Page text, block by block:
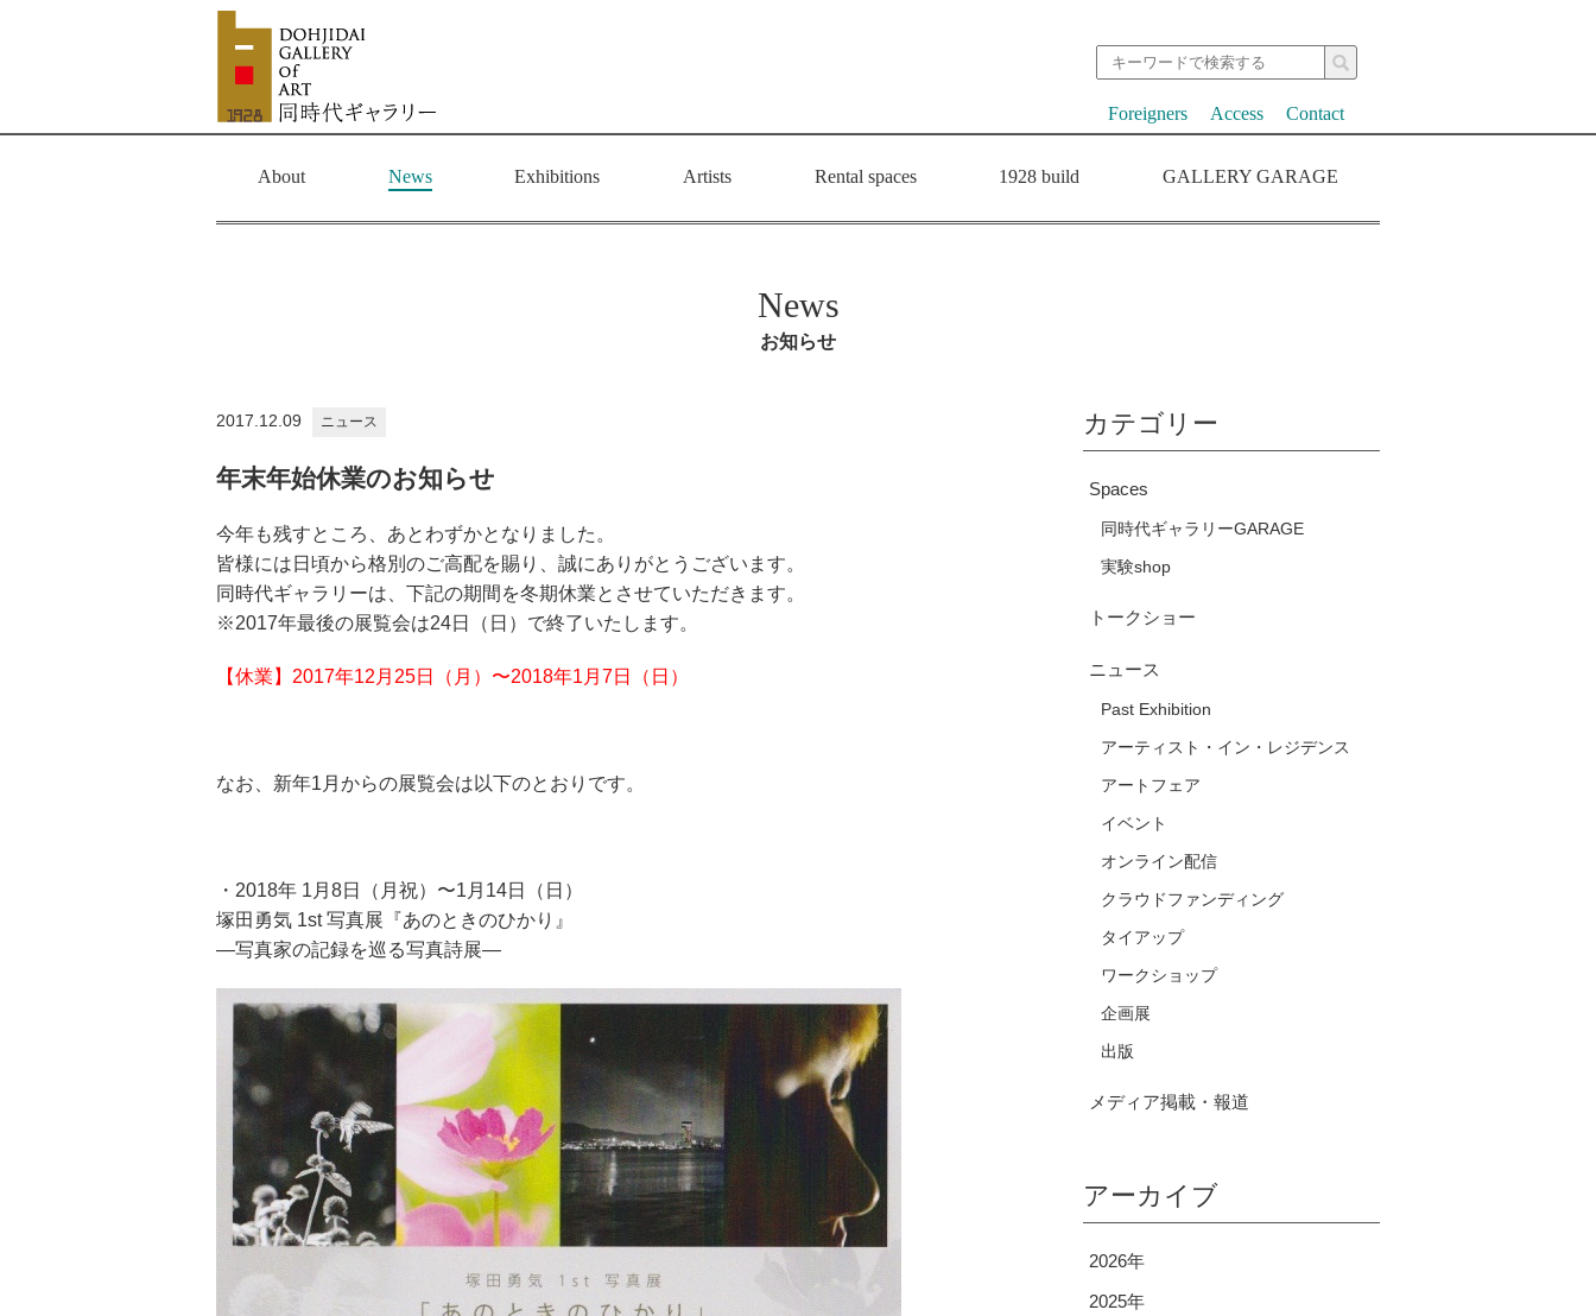
Foreigners Access Contact
About News Exhibitions Artists Rental spaces 1928 build GALLERY GARAGE
News
お知らせ
2017.12.09 ニュース
年末年始休業のお知らせ
今年も残すところ、あとわずかとなりました。
皆様には日頃から格別のご高配を賜り、誠にありがとうございます。
同時代ギャラリーは、下記の期間を冬期休業とさせていただきます。
※2017年最後の展覧会は24日（日）で終了いたします。
【休業】2017年12月25日（月）〜2018年1月7日（日）
なお、新年1月からの展覧会は以下のとおりです。
・2018年 1月8日（月祝）〜1月14日（日）
塚田勇気 1st 写真展『あのときのひかり』
―写真家の記録を巡る写真詩展―
カテゴリー
Spaces
同時代ギャラリーGARAGE
実験shop
トークショー
ニュース
Past Exhibition
アーティスト・イン・レジデンス
アートフェア
イベント
オンライン配信
クラウドファンディング
タイアップ
ワークショップ
企画展
出版
メディア掲載・報道
アーカイブ
2026年
2025年